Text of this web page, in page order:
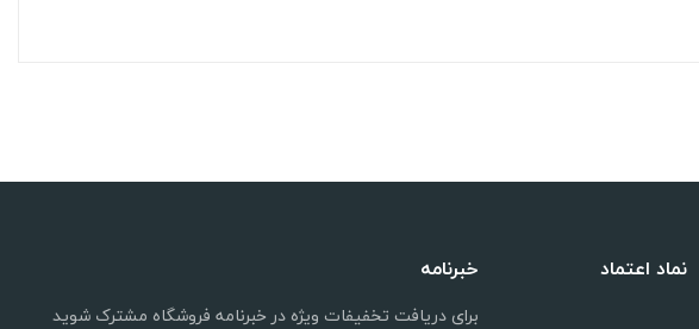
نماد اعتماد خبرنامه
برای دریافت تخفیفات ویژه در خبرنامه فروشگاه مشترک شوید